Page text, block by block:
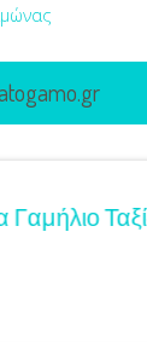
Γαμήλιο